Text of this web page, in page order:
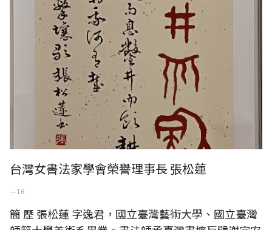
台灣女書法家學會榮譽理事長 張松蓮
一 16
簡 歷 張松蓮 字逸君，國立臺灣藝術大學、國立臺灣